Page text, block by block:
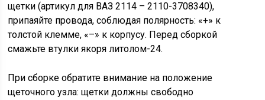
щетки (артикул для ВАЗ 2114 – 2110-3708340),
припаяйте провода, соблюдая полярность: «+» к
толстой клемме, «–» к корпусу. Перед сборкой
смажьте втулки якоря литолом-24.
При сборке обратите внимание на положение
щеточного узла: щетки должны свободно